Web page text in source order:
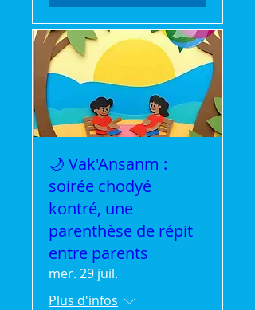
🌙 Vak'Ansanm :
soirée chodyé
kontré, une
parenthèse de répit
entre parents
mer. 29 juil.
Plus d'infos